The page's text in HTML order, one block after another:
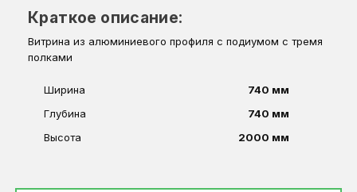
Краткое описание:
Витрина из алюминиевого профиля с подиумом с тремя
полками
Ширина
740 мм
Глубина
740 мм
Высота
2000 мм